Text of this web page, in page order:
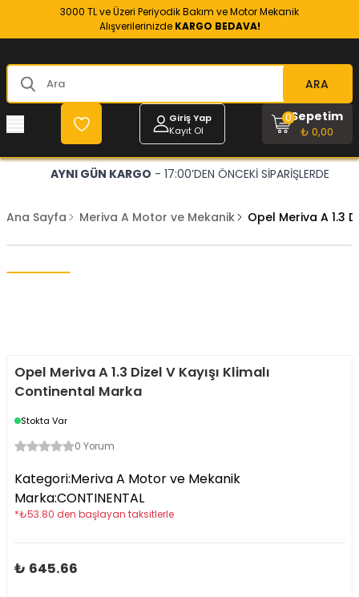
3000 TL ve Üzeri Periyodik Bakım ve Motor Mekanik
Alışverilerinizde KARGO BEDAVA!
ARA
Giriş Yap
Kayıt Ol
Sepetim
₺ 0,00
0
AYNI GÜN KARGO - 17:00’DEN ÖNCEKİ SİPARİŞLERDE
Ana Sayfa Meriva A Motor ve Mekanik Opel Meriva A 1.3
Opel Meriva A 1.3 Dizel V Kayışı Klimalı
Continental Marka
Stokta Var
0 Yorum
Kategori:Meriva A Motor ve Mekanik
Marka:CONTINENTAL
*₺53.80 den başlayan taksitlerle
₺ 645.66